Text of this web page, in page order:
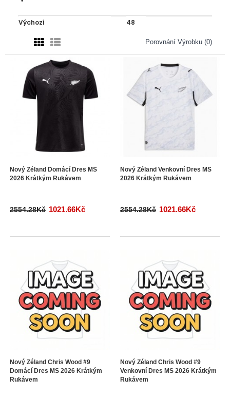
Porovnání Výrobku (0)
Nový Zéland Domácí Dres MS
2026 Krátkým Rukávem
2554.28Kč 1021.66Kč
Nový Zéland Venkovní Dres MS
2026 Krátkým Rukávem
2554.28Kč 1021.66Kč
Nový Zéland Chris Wood #9
Domácí Dres MS 2026 Krátkým
Rukávem
Nový Zéland Chris Wood #9
Venkovní Dres MS 2026 Krátkým
Rukávem